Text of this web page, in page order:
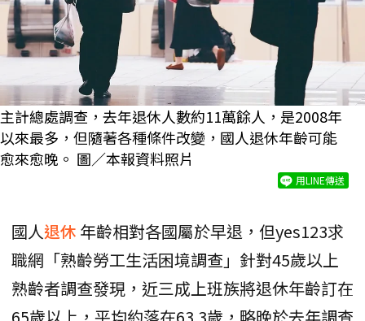
主計總處調查，去年退休人數約11萬餘人，是2008年
以來最多，但隨著各種條件改變，國人退休年齡可能
愈來愈晚。 圖／本報資料照片
用LINE傳送
國人退休 年齡相對各國屬於早退，但yes123求
職網「熟齡勞工生活困境調查」針對45歲以上
熟齡者調查發現，近三成上班族將退休年齡訂在